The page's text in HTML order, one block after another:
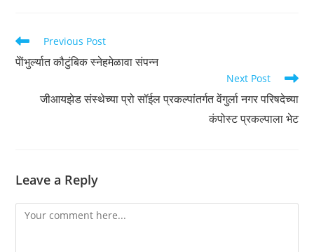
Read
more
articles
Previous Post
पेोंभुर्ल्यात कौटुंबिक स्नेहमेळावा संपन्न
Next Post
जीआयझेड संस्थेच्या प्रो सॉईल प्रकल्पांतर्गत वेंगुर्ला नगर परिषदेच्या
कंपोस्ट प्रकल्पाला भेट
Leave a Reply
Comment